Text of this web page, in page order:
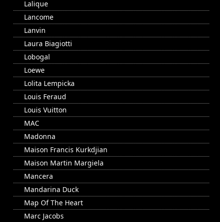
Lalique
Lancome
Lanvin
Laura Biagiotti
Lobogal
Loewe
Lolita Lempicka
Louis Feraud
Louis Vuitton
MAC
Madonna
Maison Francis Kurkdjian
Maison Martin Margiela
Mancera
Mandarina Duck
Map Of The Heart
Marc Jacobs